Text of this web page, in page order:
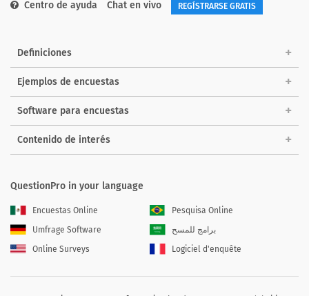
Centro de ayuda Chat en vivo REGÍSTRARSE GRATIS
Definiciones
Ejemplos de encuestas
Software para encuestas
Contenido de interés
QuestionPro in your language
Encuestas Online
Pesquisa Online
Umfrage Software
برامج للمسح
Online Surveys
Logiciel d'enquête